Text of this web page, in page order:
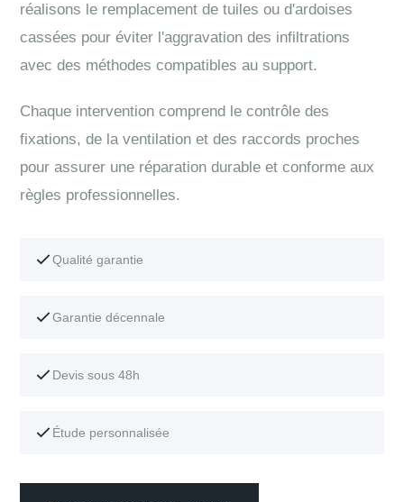
réalisons le remplacement de tuiles ou d'ardoises
cassées pour éviter l'aggravation des infiltrations
avec des méthodes compatibles au support.
Chaque intervention comprend le contrôle des
fixations, de la ventilation et des raccords proches
pour assurer une réparation durable et conforme aux
règles professionnelles.
Qualité garantie
Garantie décennale
Devis sous 48h
Étude personnalisée